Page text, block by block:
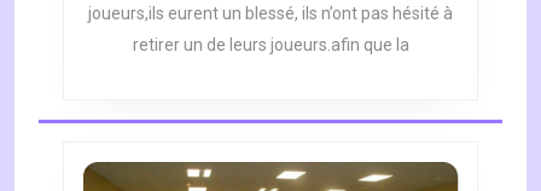
joueurs,ils eurent un blessé, ils n’ont pas hésité à
retirer un de leurs joueurs.afin que la